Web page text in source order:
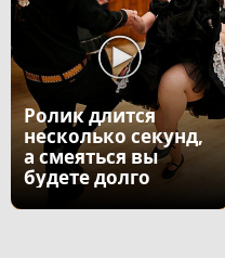
Ролик длится
несколько секунд,
а смеяться вы
будете долго